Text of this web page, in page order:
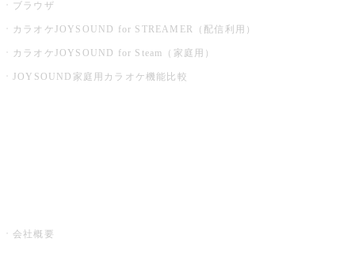
ブラウザ
カラオケJOYSOUND for STREAMER（配信利用）
カラオケJOYSOUND for Steam（家庭用）
JOYSOUND家庭用カラオケ機能比較
会社概要